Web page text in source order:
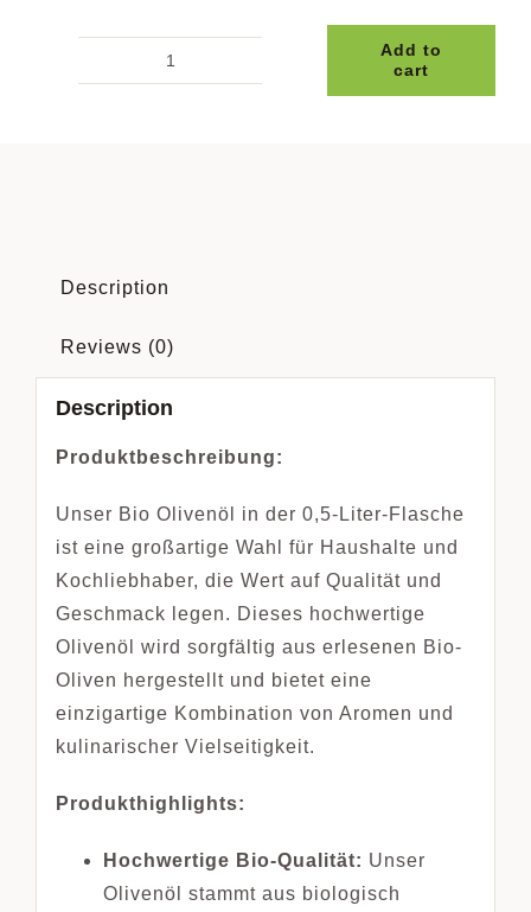
Add to
cart
Description
Reviews (0)
Description
Produktbeschreibung:
Unser Bio Olivenöl in der 0,5-Liter-Flasche
ist eine großartige Wahl für Haushalte und
Kochliebhaber, die Wert auf Qualität und
Geschmack legen. Dieses hochwertige
Olivenöl wird sorgfältig aus erlesenen Bio-
Oliven hergestellt und bietet eine
einzigartige Kombination von Aromen und
kulinarischer Vielseitigkeit.
Produkthighlights:
Hochwertige Bio-Qualität: Unser
Olivenöl stammt aus biologisch